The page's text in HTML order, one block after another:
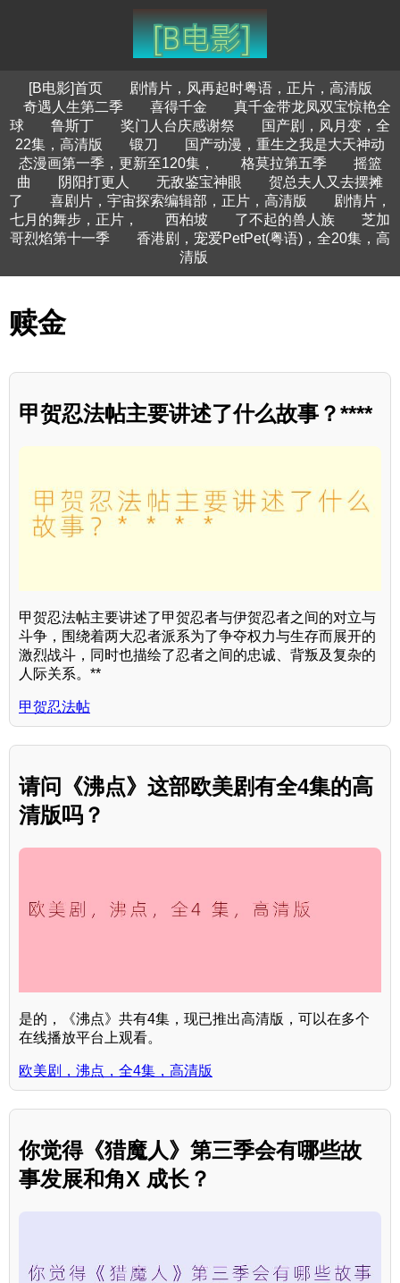
[B电影]首页
剧情片，风再起时粤语，正片，高清版
奇遇人生第二季
喜得千金
真千金带龙凤双宝惊艳全
球
鲁斯丁 奖门人台庆感谢祭
国产剧，风月变，全
22集，高清版
锻刀
国产动漫，重生之我是大天神动
态漫画第一季，更新至120集，
格莫拉第五季
摇篮
曲
阴阳打更人 无敌鉴宝神眼
贺总夫人又去摆摊
了
喜剧片，宇宙探索编辑部，正片，高清版
剧情片，
七月的舞步，正片，
西柏坡 了不起的兽人族
芝加
哥烈焰第十一季
香港剧，宠爱PetPet(粤语)，全20集，高
清版
赎金
甲贺忍法帖主要讲述了什么故事？****
甲贺忍法帖主要讲述了甲贺忍者与伊贺忍者之间的对立与
斗争，围绕着两大忍者派系为了争夺权力与生存而展开的
激烈战斗，同时也描绘了忍者之间的忠诚、背叛及复杂的
人际关系。**
甲贺忍法帖
请问《沸点》这部欧美剧有全4集的高
清版吗？
是的，《沸点》共有4集，现已推出高清版，可以在多个
在线播放平台上观看。
欧美剧，沸点，全4集，高清版
你觉得《猎魔人》第三季会有哪些故
事发展和角X 成长？